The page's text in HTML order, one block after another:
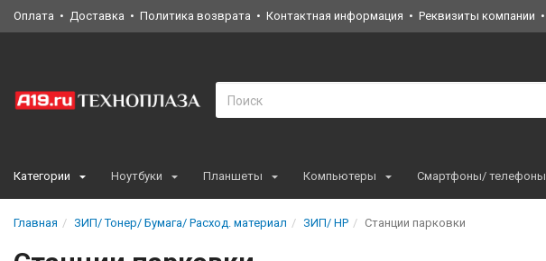
Оплата Доставка Политика возврата Контактная информация Реквизиты компании
Категории Ноутбуки Планшеты Компьютеры Смартфоны/ телефоны
Главная ЗИП/ Тонер/ Бумага/ Расход. материал ЗИП/ HP Станции парковки